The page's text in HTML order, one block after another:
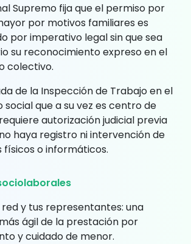
Supremo fija que el permiso por
por motivos familiares es
por imperativo legal sin que sea
su reconocimiento expreso en el
colectivo.
de la Inspección de Trabajo en el
social que a su vez es centro de
autorización judicial previa
haya registro ni intervención de
físicos o informáticos.
y tus representantes: una
ágil de la prestación por
y cuidado de menor.